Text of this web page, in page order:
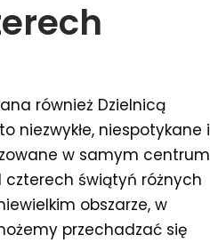
również Dzielnicą
niezwykłe, niespotykane i
w samym centrum
czterech świątyń różnych
obszarze, w
przechadzać się